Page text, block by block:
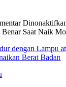
Saat Naik